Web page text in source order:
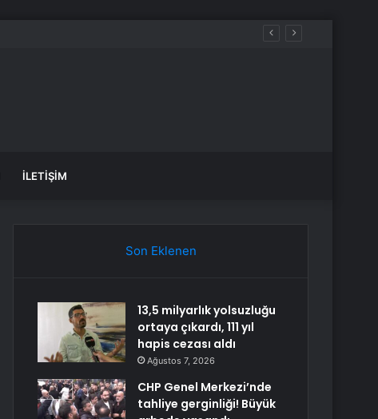
İLETIŞIM
Son Eklenen
13,5 milyarlık yolsuzluğu
ortaya çıkardı, 111 yıl
hapis cezası aldı
Ağustos 7, 2026
CHP Genel Merkezi’nde
tahliye gerginliği! Büyük